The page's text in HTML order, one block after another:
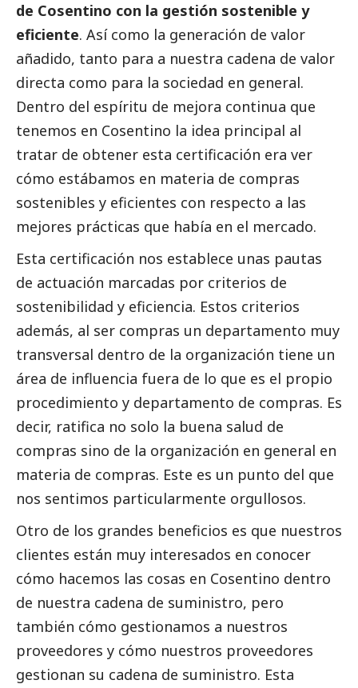
de Cosentino con la gestión sostenible y
eficiente. Así como la generación de valor
añadido, tanto para a nuestra cadena de valor
directa como para la sociedad en general.
Dentro del espíritu de mejora continua que
tenemos en Cosentino la idea principal al
tratar de obtener esta certificación era ver
cómo estábamos en materia de compras
sostenibles y eficientes con respecto a las
mejores prácticas que había en el mercado.
Esta certificación nos establece unas pautas
de actuación marcadas por criterios de
sostenibilidad y eficiencia. Estos criterios
además, al ser compras un departamento muy
transversal dentro de la organización tiene un
área de influencia fuera de lo que es el propio
procedimiento y departamento de compras. Es
decir, ratifica no solo la buena salud de
compras sino de la organización en general en
materia de compras. Este es un punto del que
nos sentimos particularmente orgullosos.
Otro de los grandes beneficios es que nuestros
clientes están muy interesados en conocer
cómo hacemos las cosas en Cosentino dentro
de nuestra cadena de suministro, pero
también cómo gestionamos a nuestros
proveedores y cómo nuestros proveedores
gestionan su cadena de suministro. Esta